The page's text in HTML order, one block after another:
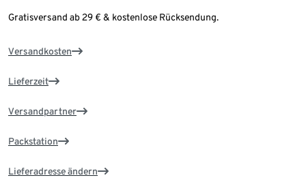
Gratisversand ab 29 € & kostenlose Rücksendung.
Versandkosten
Lieferzeit
Versandpartner
Packstation
Lieferadresse ändern